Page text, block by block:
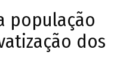
população
dos